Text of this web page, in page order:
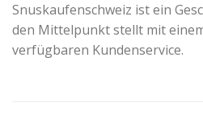
Snuskaufenschweiz istein
den Mittelpunkt stellt mit
verfügbaren Kundenservice.